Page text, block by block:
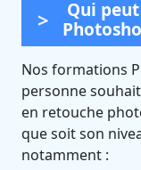
Qui
Nos formations
personne
en retouche
que soit son
notamment :